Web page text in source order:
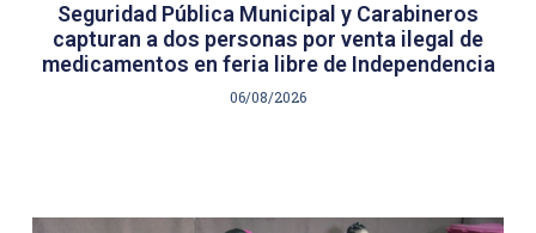
Seguridad Pública Municipal y Carabineros
capturan a dos personas por venta ilegal de
medicamentos en feria libre de Independencia
06/08/2026